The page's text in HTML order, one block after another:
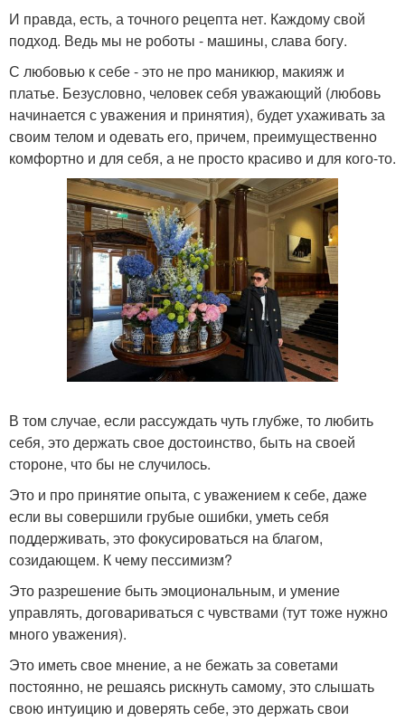
И правда, есть, а точного рецепта нет. Каждому свой
подход. Ведь мы не роботы - машины, слава богу.
С любовью к себе - это не про маникюр, макияж и
платье. Безусловно, человек себя уважающий (любовь
начинается с уважения и принятия), будет ухаживать за
своим телом и одевать его, причем, преимущественно
комфортно и для себя, а не просто красиво и для кого-то.
В том случае, если рассуждать чуть глубже, то любить
себя, это держать свое достоинство, быть на своей
стороне, что бы не случилось.
Это и про принятие опыта, с уважением к себе, даже
если вы совершили грубые ошибки, уметь себя
поддерживать, это фокусироваться на благом,
созидающем. К чему пессимизм?
Это разрешение быть эмоциональным, и умение
управлять, договариваться с чувствами (тут тоже нужно
много уважения).
Это иметь свое мнение, а не бежать за советами
постоянно, не решаясь рискнуть самому, это слышать
свою интуицию и доверять себе, это держать свои